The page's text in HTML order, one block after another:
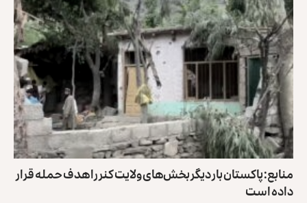
منابع: پاکستان بار دیگر بخش‌های ولایت کنر را هدف حمله قرار
داده است